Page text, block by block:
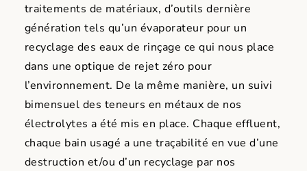
traitements de matériaux, d’outils dernière
génération tels qu’un évaporateur pour un
recyclage des eaux de rinçage ce qui nous place
dans une optique de rejet zéro pour
l’environnement. De la même manière, un suivi
bimensuel des teneurs en métaux de nos
électrolytes a été mis en place. Chaque effluent,
chaque bain usagé a une traçabilité en vue d’une
destruction et/ou d’un recyclage par nos